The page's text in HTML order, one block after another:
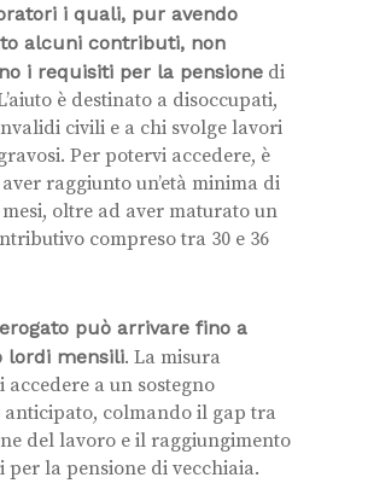
i quali, pur avendo
alcuni contributi, non
i requisiti per la pensione di
è destinato a disoccupati,
civili e a chi svolge lavori
Per potervi accedere, è
raggiunto un’età minima di
mesi, oltre ad aver maturato un
compreso tra 30 e 36
può arrivare fino a
lordi mensili. La misura
accedere a un sostegno
anticipato, colmando il gap tra
del lavoro e il raggiungimento
per la pensione di vecchiaia.